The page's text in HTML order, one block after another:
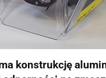
konstrukcję